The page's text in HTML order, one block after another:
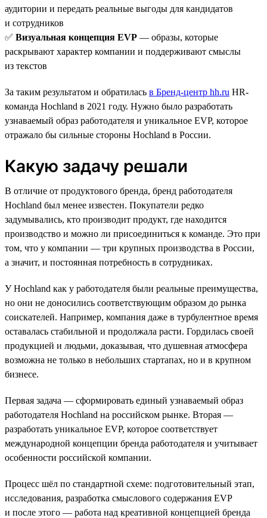
аудитории и передать реальные выгоды для кандидатов
и сотрудников
✅ Визуальная концепция EVP — образы, которые
раскрывают характер компании и поддерживают смыслы
из текстов
За таким результатом и обратилась в Бренд-центр hh.ru HR-
команда Hochland в 2021 году. Нужно было разработать
узнаваемый образ работодателя и уникальное EVP, которое
отражало бы сильные стороны Hochland в России.
Какую задачу решали
В отличие от продуктового бренда, бренд работодателя
Hochland был менее известен. Покупатели редко
задумывались, кто производит продукт, где находится
производство и можно ли присоединиться к команде. Это при
том, что у компании — три крупных производства в России,
а значит, и постоянная потребность в сотрудниках.
У Hochland как у работодателя были реальные преимущества,
но они не доносились соответствующим образом до рынка
соискателей. Например, компания даже в турбулентное время
оставалась стабильной и продолжала расти. Гордилась своей
продукцией и людьми, доказывая, что душевная атмосфера
возможна не только в небольших стартапах, но и в крупном
бизнесе.
Первая задача — сформировать единый узнаваемый образ
работодателя Hochland на российском рынке. Вторая —
разработать уникальное EVP, которое соответствует
международной концепции бренда работодателя и учитывает
особенности российской компании.
Процесс шёл по стандартной схеме: подготовительный этап,
исследования, разработка смыслового содержания EVP
и после этого — работа над креативной концепцией бренда